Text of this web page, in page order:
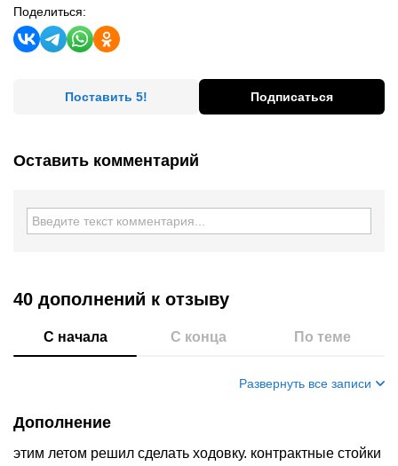
Поделиться:
Поставить 5! Подписаться
Оставить комментарий
40 дополнений к отзыву
С начала С конца По теме
Развернуть все записи
Дополнение
этим летом решил сделать ходовку. контрактные стойки